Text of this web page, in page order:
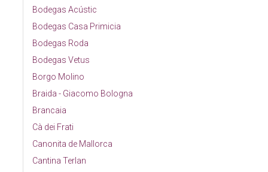
Bodegas Acústic
Bodegas Casa Primicia
Bodegas Roda
Bodegas Vetus
Borgo Molino
Braida - Giacomo Bologna
Brancaia
Cà dei Frati
Canonita de Mallorca
Cantina Terlan